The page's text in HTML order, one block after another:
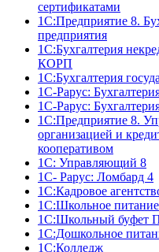
сертификатами
1С:Предприятие 8.
предприятия
1C:Бухгалтерия
КОРП
1С:Бухгалтерия
1С-Рарус:
1С-Рарус:
1С:Предприятие 8.
организацией и
кооперативом
1С: Управляющий 8
1С- Рарус: Ломбард 4
1С:Кадровое
1С:Школьное питание
1С:Школьный буфет
1C:Дошкольное
1С:Колледж